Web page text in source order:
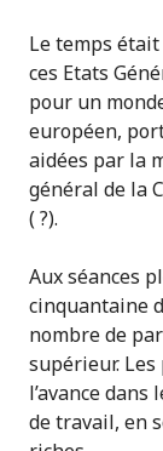
Le temps
ces Etats
pour un
européen,
aidées par la
général de la
( ?).
Aux séances
cinquantaine
nombre de
supérieur.
l’avance
de travail, en